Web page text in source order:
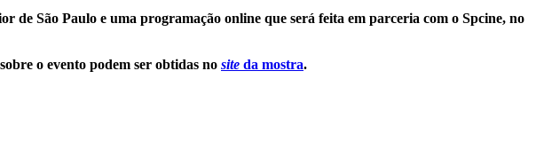
São Paulo e uma programação online que será feita em parceria com o Spcine, no
o evento podem ser obtidas no site da mostra.